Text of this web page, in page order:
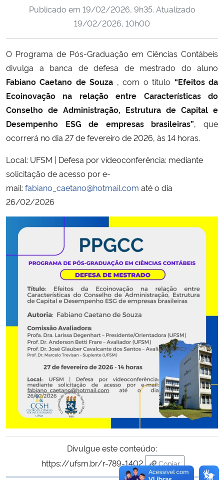
Ministério da Cidadania
Ministério de Minas e Energia
Ministério da Ciência, Tecnologia, Inovações e Comunicações
Ministério do Meio Ambiente
Ministério do Turismo
Ministério do Desenvolvimento Regional
Controladoria-Geral da União
Secretaria de Governo
Gabinete de Segurança Institucional
Advocacia-Geral da União
Banco Central do Brasil
Publicado em 19/02/2026, 9h35. Atualizado
19/02/2026, 10h00
O Programa de Pós-Graduação em Ciências Contábeis
divulga a banca de defesa de mestrado do aluno
Fabiano Caetano de Souza , com o título “Efeitos da
Ecoinovação na relação entre Características do
Conselho de Administração, Estrutura de Capital e
Desempenho ESG de empresas brasileiras”, que
ocorrerá no dia 27 de fevereiro de 2026, às 14 horas.
Local: UFSM | Defesa por videoconferência: mediante
solicitação de acesso por e-
mail: fabiano_caetano@hotmail.com até o dia
26/02/2026
Divulgue este conteúdo:
https://ufsm.br/r-789-1402
Copiar
para área de